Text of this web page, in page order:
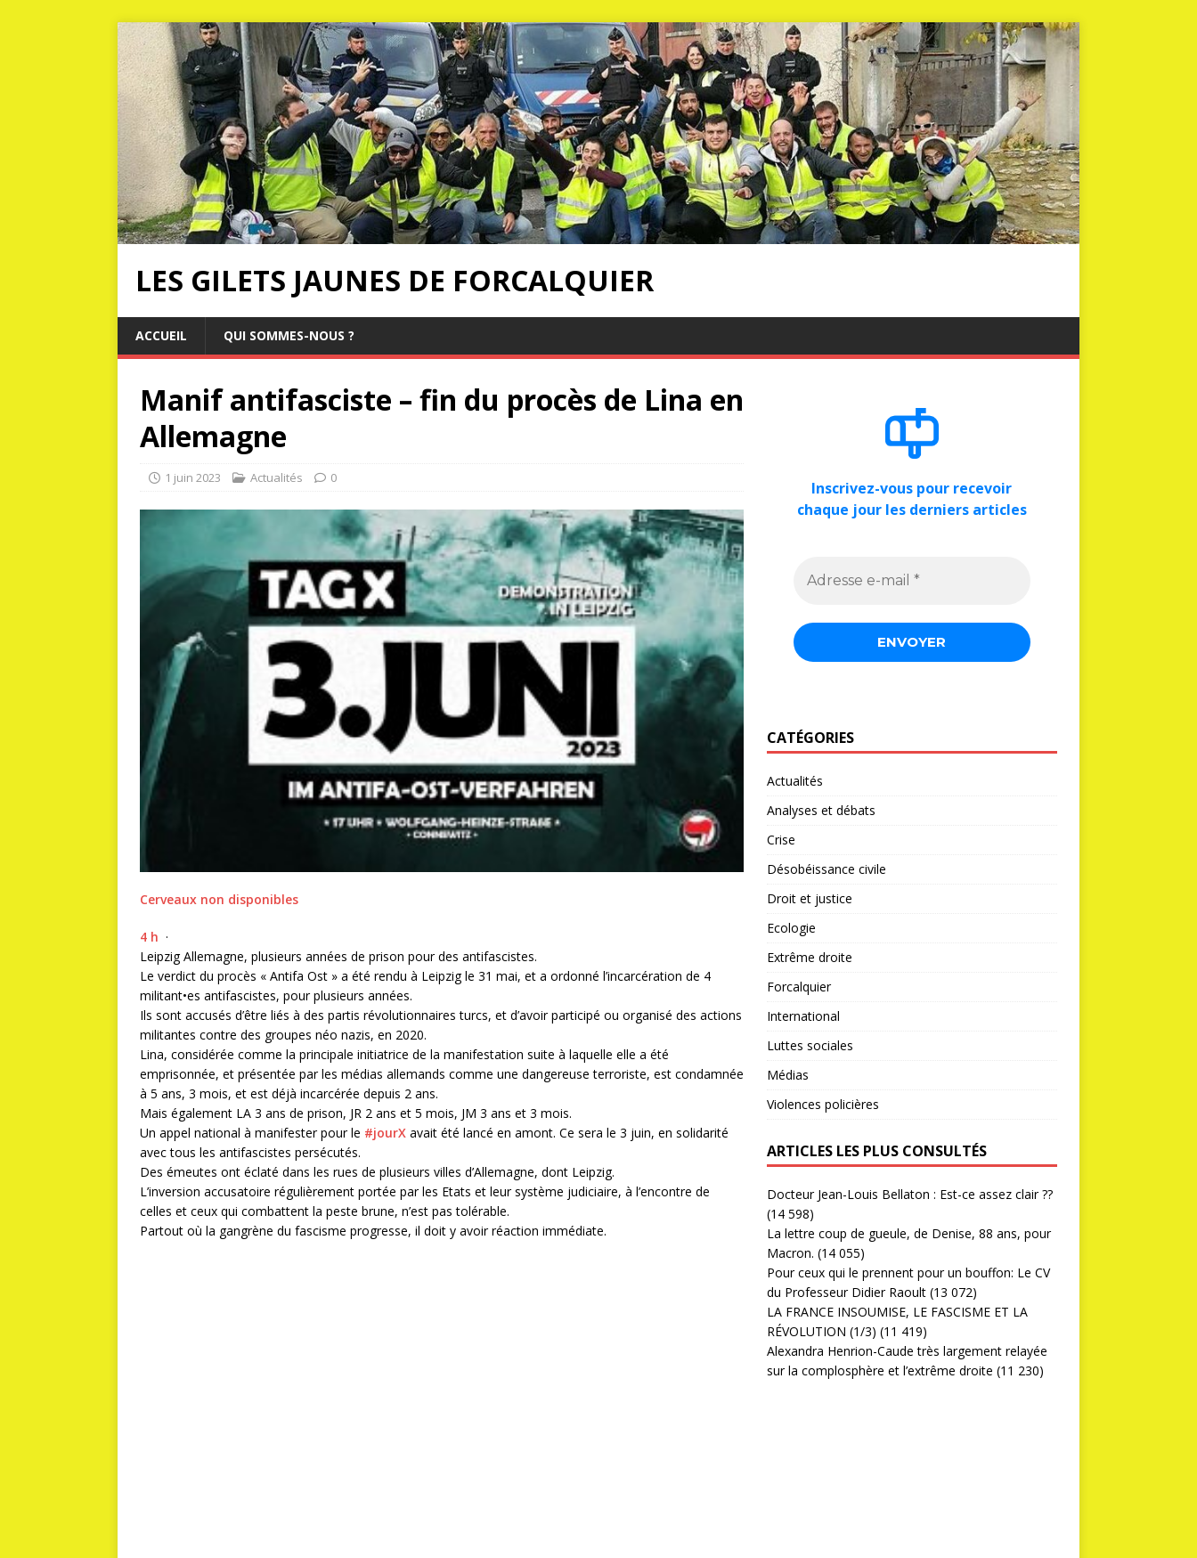
LES GILETS JAUNES DE FORCALQUIER
ACCUEIL QUI SOMMES-NOUS ?
Manif antifasciste – fin du procès de Lina en
Allemagne
1 juin 2023 Actualités 0
Cerveaux non disponibles
4 h ·
Leipzig Allemagne, plusieurs années de prison pour des antifascistes.
Le verdict du procès « Antifa Ost » a été rendu à Leipzig le 31 mai, et a ordonné l’incarcération de 4
militant•es antifascistes, pour plusieurs années.
Ils sont accusés d’être liés à des partis révolutionnaires turcs, et d’avoir participé ou organisé des actions
militantes contre des groupes néo nazis, en 2020.
Lina, considérée comme la principale initiatrice de la manifestation suite à laquelle elle a été
emprisonnée, et présentée par les médias allemands comme une dangereuse terroriste, est condamnée
à 5 ans, 3 mois, et est déjà incarcérée depuis 2 ans.
Mais également LA 3 ans de prison, JR 2 ans et 5 mois, JM 3 ans et 3 mois.
Un appel national à manifester pour le #jourX avait été lancé en amont. Ce sera le 3 juin, en solidarité
avec tous les antifascistes persécutés.
Des émeutes ont éclaté dans les rues de plusieurs villes d’Allemagne, dont Leipzig.
L’inversion accusatoire régulièrement portée par les Etats et leur système judiciaire, à l’encontre de
celles et ceux qui combattent la peste brune, n’est pas tolérable.
Partout où la gangrène du fascisme progresse, il doit y avoir réaction immédiate.
Inscrivez-vous pour recevoir
chaque jour les derniers articles
CATÉGORIES
Actualités
Analyses et débats
Crise
Désobéissance civile
Droit et justice
Ecologie
Extrême droite
Forcalquier
International
Luttes sociales
Médias
Violences policières
ARTICLES LES PLUS CONSULTÉS
Docteur Jean-Louis Bellaton : Est-ce assez clair ??
(14 598)
La lettre coup de gueule, de Denise, 88 ans, pour
Macron. (14 055)
Pour ceux qui le prennent pour un bouffon: Le CV
du Professeur Didier Raoult (13 072)
LA FRANCE INSOUMISE, LE FASCISME ET LA
RÉVOLUTION (1/3) (11 419)
Alexandra Henrion-Caude très largement relayée
sur la complosphère et l’extrême droite (11 230)